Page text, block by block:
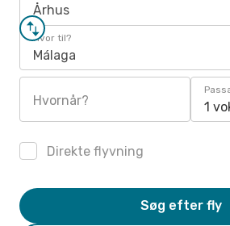
Århus
Hvor til?
Málaga
Hvornår? 1
Direkte flyvning
Søg efter fly